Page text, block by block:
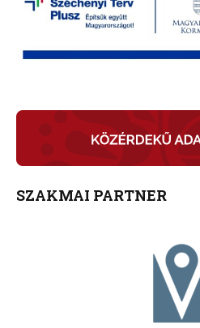
SZAKMAI PARTNER